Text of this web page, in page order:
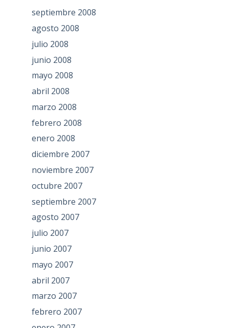
septiembre 2008
agosto 2008
julio 2008
junio 2008
mayo 2008
abril 2008
marzo 2008
febrero 2008
enero 2008
diciembre 2007
noviembre 2007
octubre 2007
septiembre 2007
agosto 2007
julio 2007
junio 2007
mayo 2007
abril 2007
marzo 2007
febrero 2007